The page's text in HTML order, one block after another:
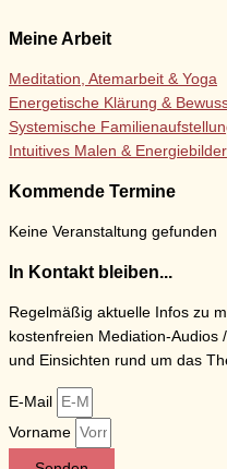
Meine Arbeit
Meditation, Atemarbeit & Yoga
Energetische Klärung &
Systemische
Intuitives Malen & Energiebilder
Kommende Termine
Keine Veranstaltung gefunden
In Kontakt bleiben...
Regelmäßig aktuelle Infos zu
kostenfreien Mediation-Audios
und Einsichten rund um das
E-Mail
Vorname